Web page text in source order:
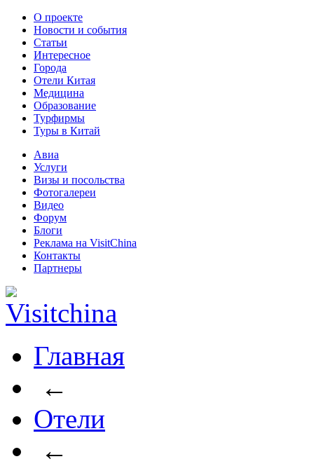
О проекте
Новости и события
Статьи
Интересное
Города
Отели Китая
Медицина
Образование
Турфирмы
Туры в Китай
Авиа
Услуги
Визы и посольства
Фотогалереи
Видео
Форум
Блоги
Реклама на VisitChina
Контакты
Партнеры
Главная
←
Отели
←